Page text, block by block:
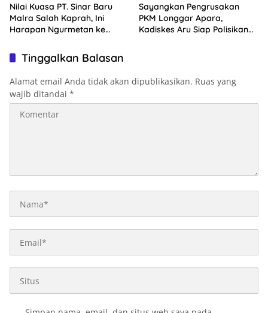
Nilai Kuasa PT. Sinar Baru
Malra Salah Kaprah, Ini
Harapan Ngurmetan ke
Sayangkan Pengrusakan
PKM Longgar Apara,
Kadiskes Aru Siap Polisikan
Tinggalkan Balasan
Alamat email Anda tidak akan dipublikasikan. Ruas yang
wajib ditandai *